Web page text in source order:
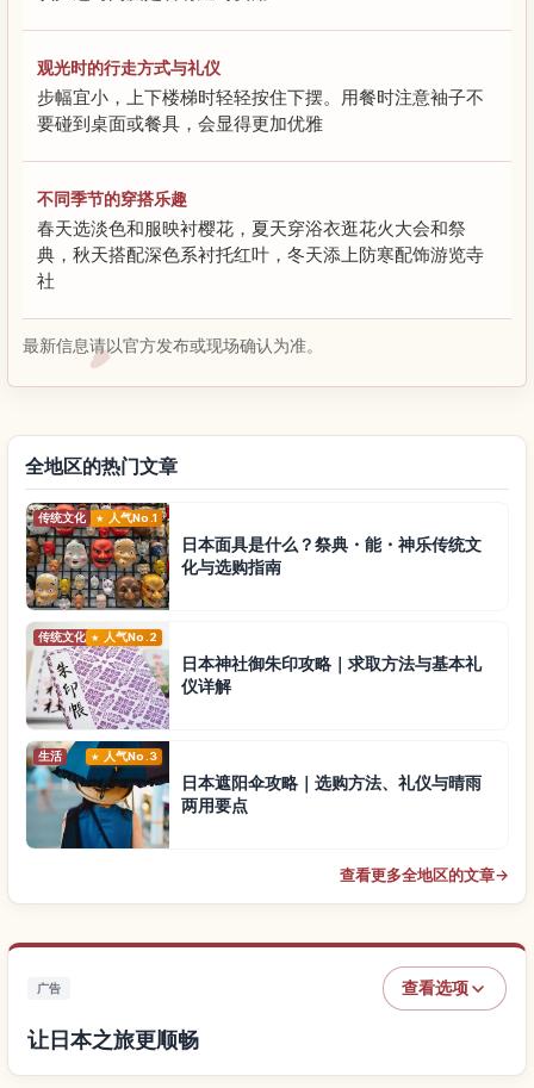
观光时的行走方式与礼仪
步幅宜小，上下楼梯时轻轻按住下摆。用餐时注意袖子不
要碰到桌面或餐具，会显得更加优雅
不同季节的穿搭乐趣
春天选淡色和服映衬樱花，夏天穿浴衣逛花火大会和祭
典，秋天搭配深色系衬托红叶，冬天添上防寒配饰游览寺
社
最新信息请以官方发布或现场确认为准。
全地区的热门文章
传统文化 人气No.1
日本面具是什么？祭典・能・神乐传统文
化与选购指南
传统文化 人气No.2
日本神社御朱印攻略｜求取方法与基本礼
仪详解
生活 人气No.3
日本遮阳伞攻略｜选购方法、礼仪与晴雨
两用要点
查看更多全地区的文章→
广告 查看选项
让日本之旅更顺畅